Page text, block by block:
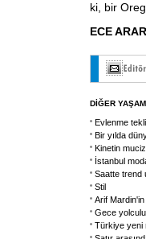
ki, bir
ECE
DİĞER
Evlenme
Bir yılda
Kinetin
İstanbul
Saatte trend
Stil
Arif
Gece
Türkiye yeni